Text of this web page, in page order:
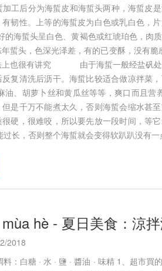
后分为海蜇皮和海蜇头两种，海蜇皮是
韧性。上等的海蜇皮为白色或乳白色，
头呈白色、黄褐色或红琥珀色，肉质
年蜇头，色深光泽差，有的已变酥，没
上也很有讲究 由于海蜇一般经盐矾处
复清洗后沥干。海蜇比较适合做凉拌菜
油、胡萝卜丝和黄瓜丝等等，爽口
是千万不能煮太久，否则海蜇会缩水甚
硬，很难咬，所以要先放一段时间，等
过长，否则整个海蜇就会变得软趴趴没有
mùa hè - 夏日美食：涼
2018
：白糖 · 水 · 鹽 · 醬油 · 味精 1、超市買